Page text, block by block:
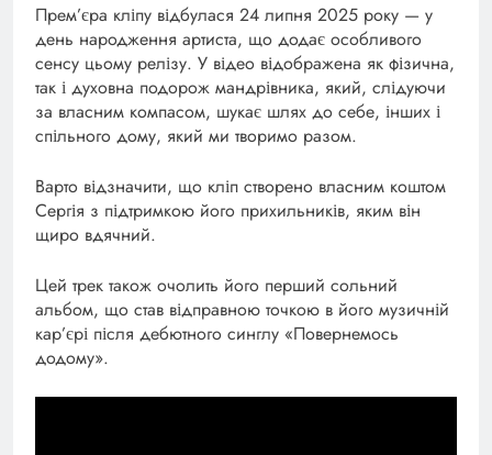
Прем’єра кліпу відбулася 24 липня 2025 року — у
день народження артиста, що додає особливого
сенсу цьому релізу. У відео відображена як фізична,
так і духовна подорож мандрівника, який, слідуючи
за власним компасом, шукає шлях до себе, інших і
спільного дому, який ми творимо разом.
Варто відзначити, що кліп створено власним коштом
Сергія з підтримкою його прихильників, яким він
щиро вдячний.
Цей трек також очолить його перший сольний
альбом, що став відправною точкою в його музичній
кар’єрі після дебютного синглу «Повернемось
додому».